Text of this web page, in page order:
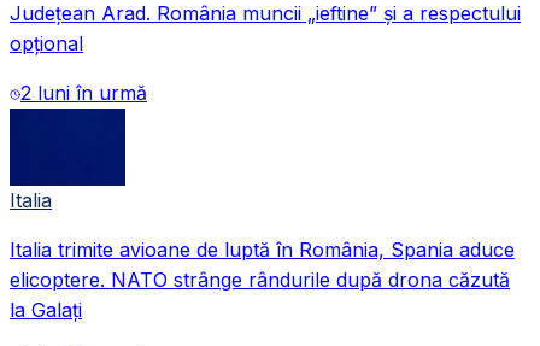
VIDEO
Județean Arad. România muncii „ieftine” și a respectului
opțional
2 luni în urmă
Italia
Italia trimite avioane de luptă în România, Spania aduce
elicoptere. NATO strânge rândurile după drona căzută
la Galați